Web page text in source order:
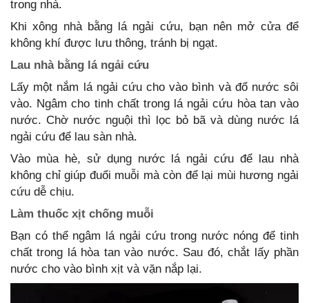
trong nhà.
Khi xông nhà bằng lá ngải cứu, bạn nên mở cửa để
không khí được lưu thông, tránh bị ngạt.
Lau nhà bằng lá ngải cứu
Lấy một nắm lá ngải cứu cho vào bình và đổ nước sôi
vào. Ngâm cho tinh chất trong lá ngải cứu hòa tan vào
nước. Chờ nước nguội thì lọc bỏ bã và dùng nước lá
ngải cứu để lau sàn nhà.
Vào mùa hè, sử dụng nước lá ngải cứu để lau nhà
không chỉ giúp đuổi muỗi mà còn để lại mùi hương ngải
cứu dễ chịu.
Làm thuốc xịt chống muỗi
Bạn có thể ngâm lá ngải cứu trong nước nóng để tinh
chất trong lá hòa tan vào nước. Sau đó, chắt lấy phần
nước cho vào bình xịt và vặn nắp lại.